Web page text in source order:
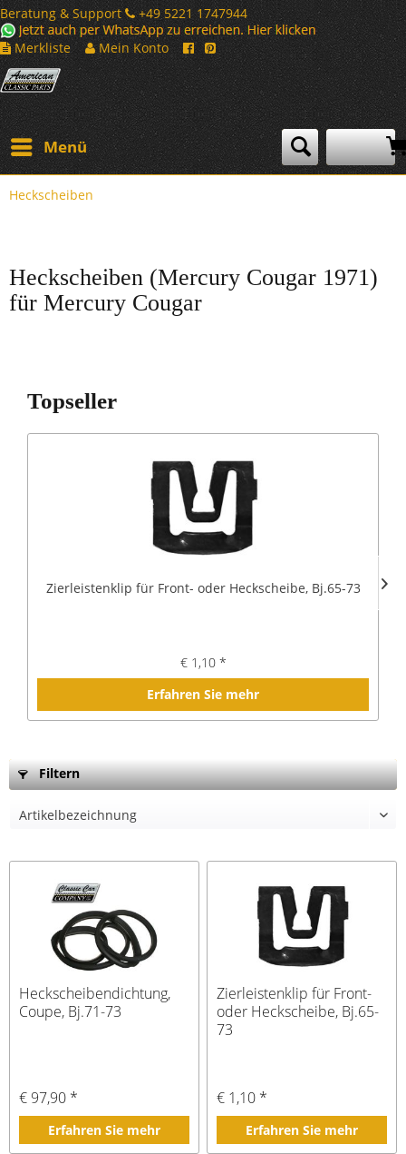
Beratung & Support
+49 5221 1747944
Merkliste
Mein Konto
Menü
Heckscheiben
Heckscheiben (Mercury Cougar 1971)
für Mercury Cougar
Topseller
Zierleistenklip für Front- oder Heckscheibe, Bj.65-73
€ 1,10 *
Erfahren Sie mehr
Filtern
Heckscheibendichtung,
Coupe, Bj.71-73
€ 97,90 *
Erfahren Sie mehr
Zierleistenklip für Front-
oder Heckscheibe, Bj.65-
73
€ 1,10 *
Erfahren Sie mehr